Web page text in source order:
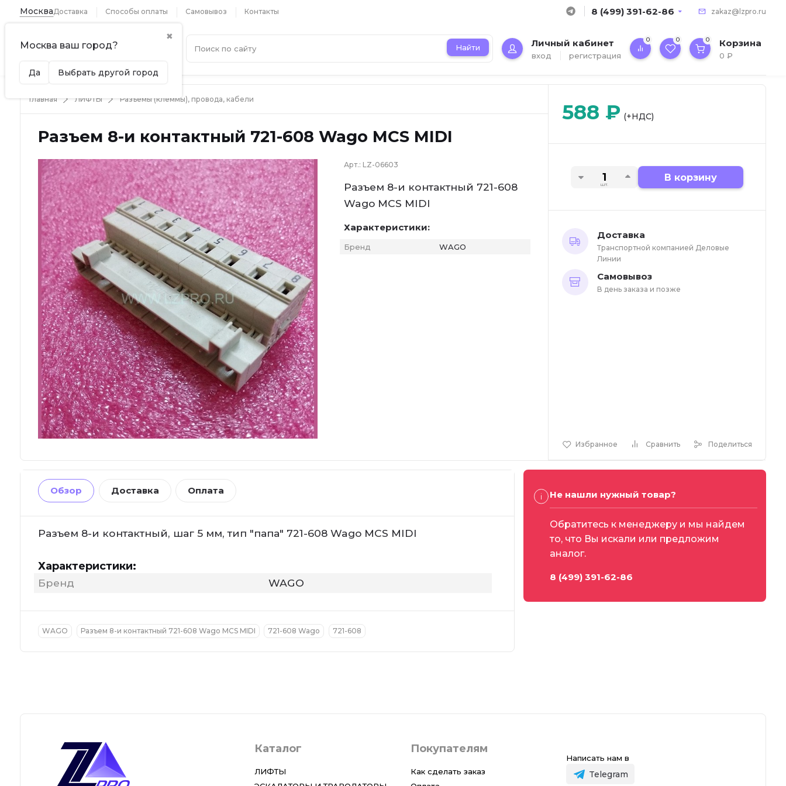
Москва
✖
Москва ваш город?
Да Выбрать другой город
Доставка Способы оплаты Самовывоз Контакты 8 (499) 391-62-86 zakaz@lzpro.ru
Найти Личный кабинет
вход регистрация
0 0 0 Корзина
0₽
Главная ЛИФТЫ Разъемы (клеммы), провода, кабели
Разъем 8-и контактный 721-608 Wago MCS MIDI
Арт.: LZ-06603
Разъем 8-и контактный 721-608
Wago MCS MIDI
Характеристики:
Бренд WAGO
Избранное Сравнить Поделиться
588 ₽ (+НДС)
шт.
В корзину
Доставка
Транспортной компанией Деловые
Линии
Самовывоз
В день заказа и позже
Обзор Доставка Оплата
Разъем 8-и контактный, шаг 5 мм, тип "папа" 721-608 Wago MCS MIDI
Характеристики:
Бренд WAGO
WAGO Разъем 8-и контактный 721-608 Wago MCS MIDI 721-608 Wago 721-608
Не нашли нужный товар?
Обратитесь к менеджеру и мы найдем
то, что Вы искали или предложим
аналог.
8 (499) 391-62-86
Каталог
ЛИФТЫ
Покупателям
Как сделать заказ
Написать нам в
Telegram